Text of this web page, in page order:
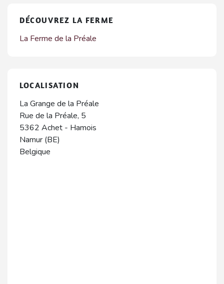
DÉCOUVREZ LA FERME
La Ferme de la Préale
LOCALISATION
La Grange de la Préale
Rue de la Préale, 5
5362 Achet - Hamois
Namur (BE)
Belgique